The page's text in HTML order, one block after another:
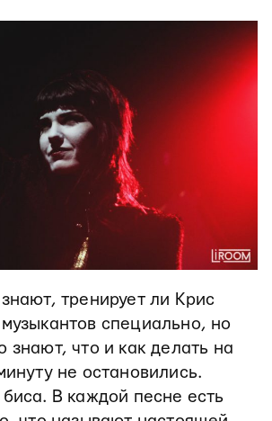
тренирует ли Крис
специально, но
знают, что и как делать на
не остановились.
В каждой песне есть